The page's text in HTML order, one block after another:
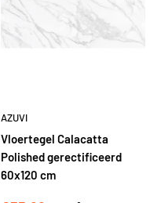
AZUVI
Vloertegel Calacatta
Polished gerectificeerd
60x120 cm